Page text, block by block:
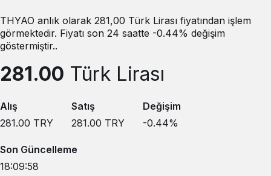
THYAO anlık olarak 281,00 Türk Lirası fiyatından işlem
görmektedir. Fiyatı son 24 saatte -0.44% değişim
göstermiştir..
281.00 Türk Lirası
Alış
281.00 TRY
Satış
281.00 TRY
Değişim
-0.44%
Son Güncelleme
18:09:58